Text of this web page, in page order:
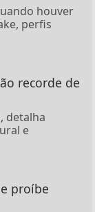
houver
perfis
recorde de
detalha
e
proíbe